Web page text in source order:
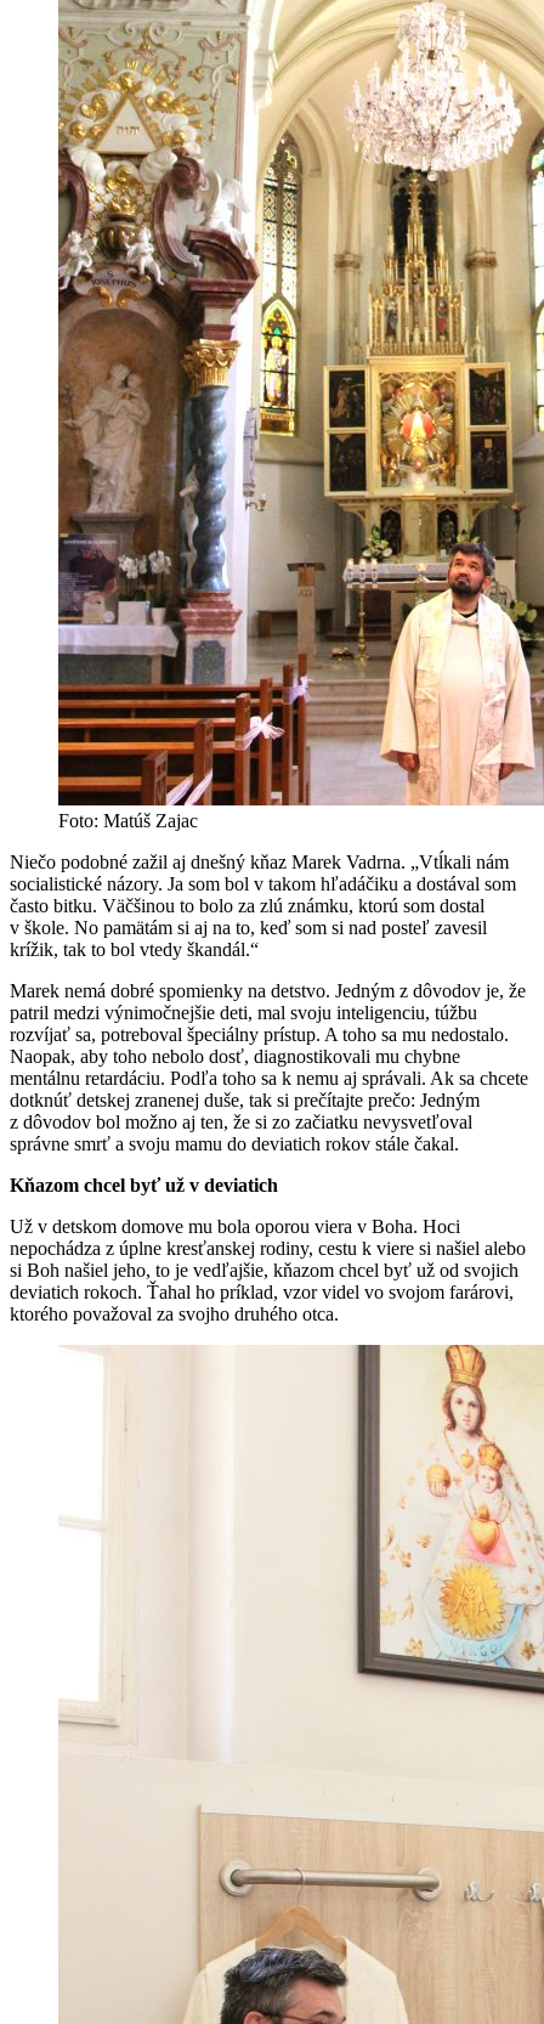
Foto: Matúš Zajac
Niečo podobné zažil aj dnešný kňaz Marek Vadrna. „Vtĺkali nám
socialistické názory. Ja som bol v takom hľadáčiku a dostával som
často bitku. Väčšinou to bolo za zlú známku, ktorú som dostal
v škole. No pamätám si aj na to, keď som si nad posteľ zavesil
krížik, tak to bol vtedy škandál.“
Marek nemá dobré spomienky na detstvo. Jedným z dôvodov je, že
patril medzi výnimočnejšie deti, mal svoju inteligenciu, túžbu
rozvíjať sa, potreboval špeciálny prístup. A toho sa mu nedostalo.
Naopak, aby toho nebolo dosť, diagnostikovali mu chybne
mentálnu retardáciu. Podľa toho sa k nemu aj správali. Ak sa chcete
dotknúť detskej zranenej duše, tak si prečítajte prečo: Jedným
z dôvodov bol možno aj ten, že si zo začiatku nevysvetľoval
správne smrť a svoju mamu do deviatich rokov stále čakal.
Kňazom chcel byť už v deviatich
Už v detskom domove mu bola oporou viera v Boha. Hoci
nepochádza z úplne kresťanskej rodiny, cestu k viere si našiel alebo
si Boh našiel jeho, to je vedľajšie, kňazom chcel byť už od svojich
deviatich rokoch. Ťahal ho príklad, vzor videl vo svojom farárovi,
ktorého považoval za svojho druhého otca.